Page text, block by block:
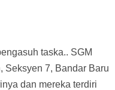
taska.. SGM
Seksyen 7, Bandar Baru
dan mereka terdiri